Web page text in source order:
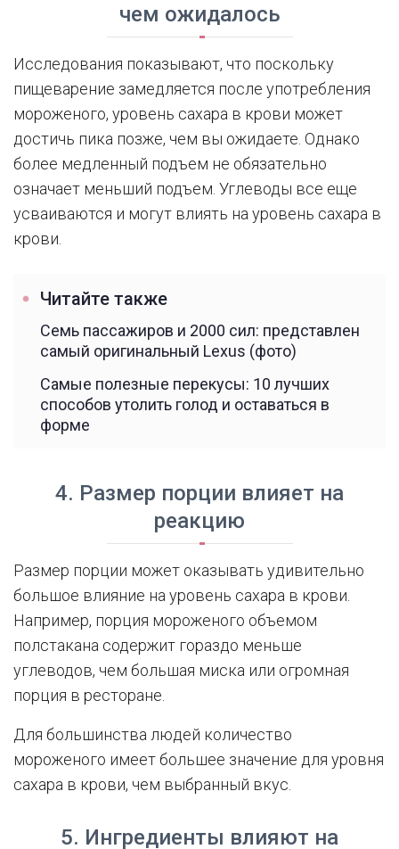
чем ожидалось
Исследования показывают, что поскольку
пищеварение замедляется после употребления
мороженого, уровень сахара в крови может
достичь пика позже, чем вы ожидаете. Однако
более медленный подъем не обязательно
означает меньший подъем. Углеводы все еще
усваиваются и могут влиять на уровень сахара в
крови.
Читайте также
Семь пассажиров и 2000 сил: представлен
самый оригинальный Lexus (фото)
Самые полезные перекусы: 10 лучших
способов утолить голод и оставаться в
форме
4. Размер порции влияет на
реакцию
Размер порции может оказывать удивительно
большое влияние на уровень сахара в крови.
Например, порция мороженого объемом
полстакана содержит гораздо меньше
углеводов, чем большая миска или огромная
порция в ресторане.
Для большинства людей количество
мороженого имеет большее значение для уровня
сахара в крови, чем выбранный вкус.
5. Ингредиенты влияют на